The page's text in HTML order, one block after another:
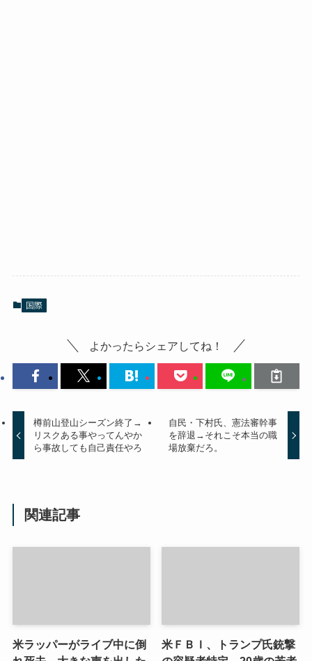
国際
よかったらシェアしてね！
樽前山登山シーズン終了→
リスクある事やってんやか
ら事故しても自己責任やろ
自民・下村氏、憲法審幹事
を辞退→それこそ本当の職
場放棄だろ。
関連記事
米ラッパーがライブ中に倒
米ＦＢＩ、トランプ氏銃撃